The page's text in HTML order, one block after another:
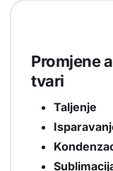
Promjene
tvari
Taljenje